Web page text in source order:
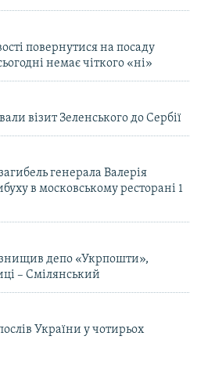
повернутися на посаду
немає чіткого «ні»
візит Зеленського до Сербії
генерала Валерія
в московському ресторані 1
депо «Укрпошти»,
– Смілянський
України у чотирьох